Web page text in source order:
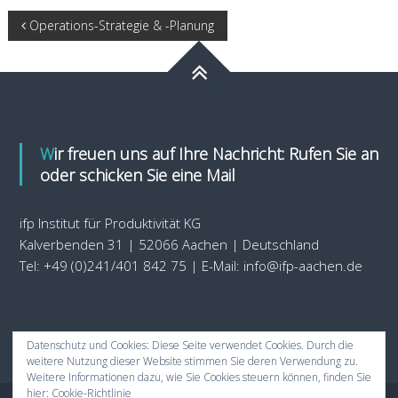
Beitragsnavigation
Operations-Strategie & -Planung
Wir freuen uns auf Ihre Nachricht: Rufen Sie an
oder schicken Sie eine Mail
ifp Institut für Produktivität KG
Kalverbenden 31 | 52066 Aachen | Deutschland
Tel: +49 (0)241/401 842 75 | E-Mail: info@ifp-aachen.de
Datenschutz und Cookies: Diese Seite verwendet Cookies. Durch die
weitere Nutzung dieser Website stimmen Sie deren Verwendung zu.
Weitere Informationen dazu, wie Sie Cookies steuern können, finden Sie
hier: Cookie-Richtlinie